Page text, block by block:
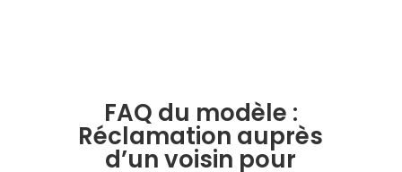
FAQ du modèle :
Réclamation auprès
d’un voisin pour